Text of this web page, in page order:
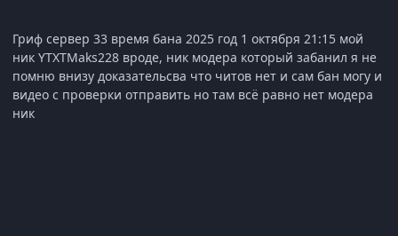
Гриф сервер 33 время бана 2025 год 1 октября 21:15 мой
ник YTXTMaks228 вроде, ник модера который забанил я не
помню внизу доказательсва что читов нет и сам бан могу и
видео с проверки отправить но там всë равно нет модера
ник